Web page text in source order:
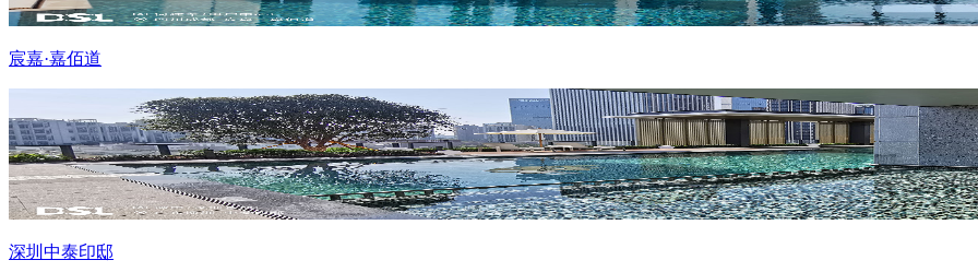
宸嘉·嘉佰道
深圳中泰印邸